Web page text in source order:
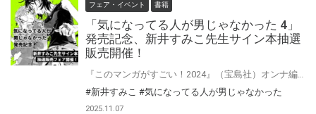
フェア・イベント 書籍
「気になってる人が男じゃなかった 4」
発売記念、新井すみこ先生サイン本抽選
販売開催！
#新井すみこ #気になってる人が男じゃなかった
2025.11.07